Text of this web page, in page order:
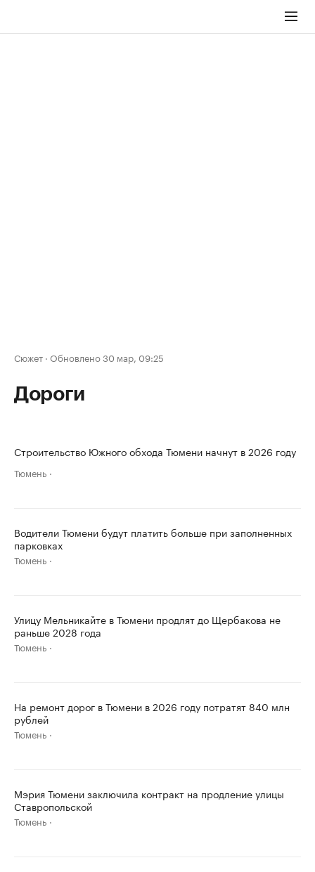
Сюжет · Обновлено 30 мар, 09:25
Дороги
Строительство Южного обхода Тюмени начнут в 2026 году
Тюмень
Водители Тюмени будут платить больше при заполненных
парковках
Тюмень
Улицу Мельникайте в Тюмени продлят до Щербакова не
раньше 2028 года
Тюмень
На ремонт дорог в Тюмени в 2026 году потратят 840 млн
рублей
Тюмень
Мэрия Тюмени заключила контракт на продление улицы
Ставропольской
Тюмень